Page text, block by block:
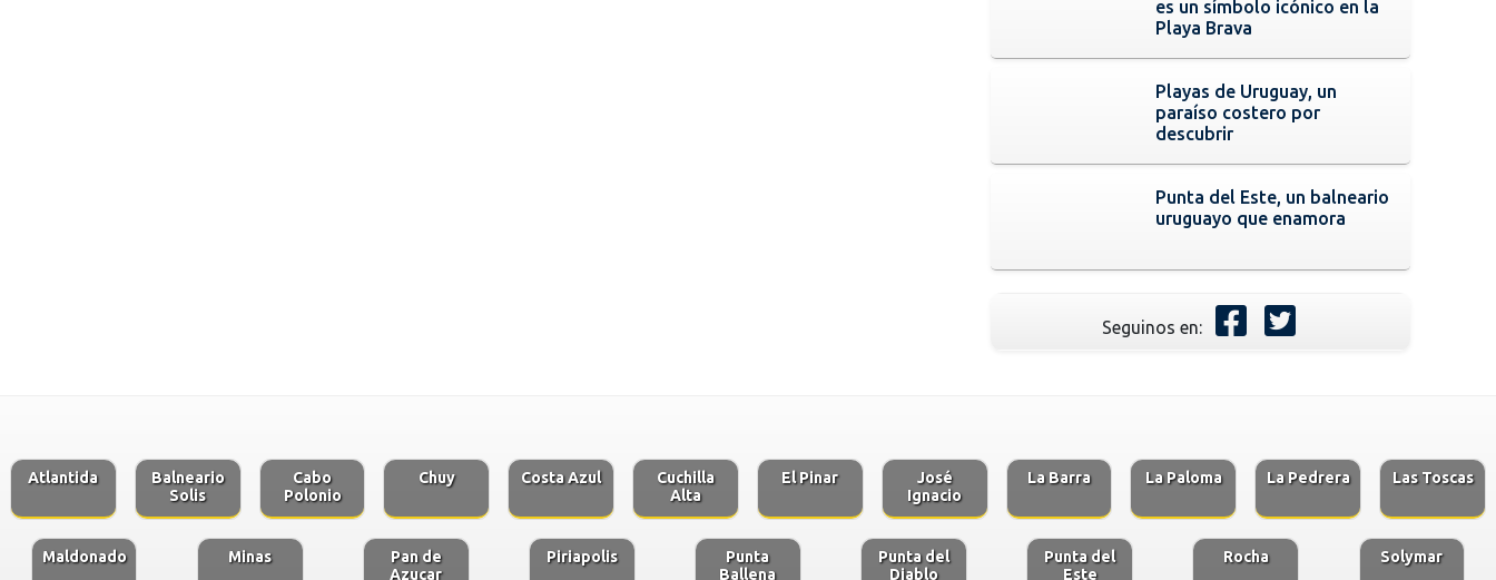
es un símbolo icónico en la
Playa Brava
Playas de Uruguay, un
paraíso costero por
descubrir
Punta del Este, un balneario
uruguayo que enamora
Seguinos en:
Atlantida
Balneario
Solis
Cabo
Polonio
Chuy Costa Azul
Cuchilla
Alta
El Pinar
José
Ignacio
La Barra La Paloma La Pedrera Las Toscas
Maldonado Minas
Pan de
Azucar
Piriapolis
Punta
Ballena
Punta del
Diablo
Punta del
Este
Rocha Solymar